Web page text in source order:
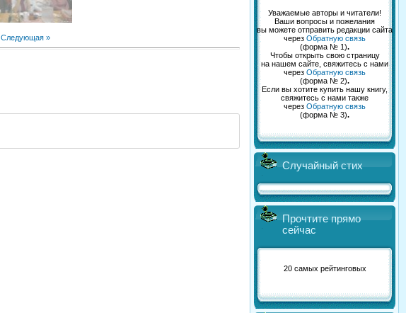
Следующая »
Уважаемые авторы и читатели!
Ваши вопросы и пожелания
вы можете отправить редакции сайта
через Обратную связь
(форма № 1).
Чтобы открыть свою страницу
на нашем сайте, свяжитесь с нами
через Обратную связь
(форма № 2).
Если вы хотите купить нашу книгу,
свяжитесь с нами также
через Обратную связь
(форма № 3).
Случайный стих
Прочтите прямо
сейчас
20 самых рейтинговых